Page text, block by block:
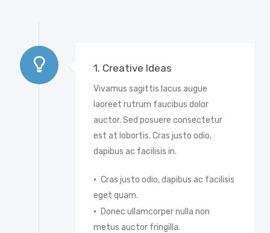
1. Creative Ideas
Vivamus sagittis lacus augue
laoreet rutrum faucibus dolor
auctor. Sed posuere consectetur
est at lobortis. Cras justo odio,
dapibus ac facilisis in.
Cras justo odio, dapibus ac facilisis
eget quam.
Donec ullamcorper nulla non
metus auctor fringilla.